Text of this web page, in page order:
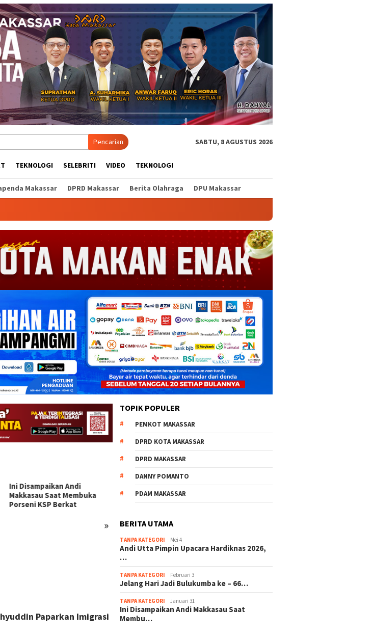
Pencarian SABTU, 8 AGUSTUS 2026
TEKNOLOGI SELEBRITI VIDEO TEKNOLOGI
Makassar DPRD Makassar Berita Olahraga DPU Makassar
»
Bulukumba Naik Pangkat, 3
Diantaranya Naik Kompol
KSP Berkat Bulukumba Gelar
Zikir dan Doa Bersama
Andi Utta Pimpin Upacara
Komitmen Pendidikan
Paparkan Imigrasi
TOPIK POPULER
PEMKOT MAKASSAR
DPRD KOTA MAKASSAR
DPRD MAKASSAR
DANNY POMANTO
PDAM MAKASSAR
BERITA UTAMA
TANPA KATEGORI Mei 4
Andi Utta Pimpin Upacara Hardiknas 2026,
…
TANPA KATEGORI Februari 3
Jelang Hari Jadi Bulukumba ke – 66…
TANPA KATEGORI Januari 31
Ini Disampaikan Andi Makkasau Saat
Membu…